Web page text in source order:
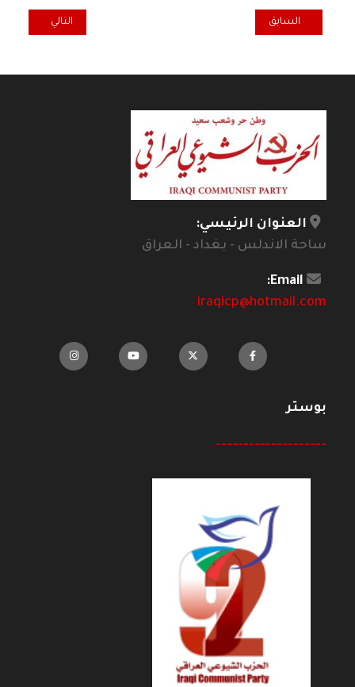
المقال السابق: مالمو: معرض على شرف الذكرى الـ 91
السابق المقال التالي:
التالي
العنوان الرئيسي:
ساحة الاندلس - بغداد - العراق
Email:
iraqicp@hotmail.com
بوستر
--------------------